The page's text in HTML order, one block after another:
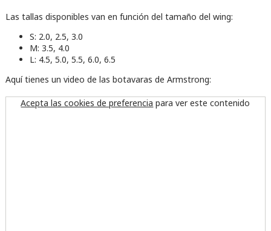
Las tallas disponibles van en función del tamaño del wing:
S: 2.0, 2.5, 3.0
M: 3.5, 4.0
L: 4.5, 5.0, 5.5, 6.0, 6.5
Aquí tienes un video de las botavaras de Armstrong:
Acepta las cookies de preferencia para ver este contenido